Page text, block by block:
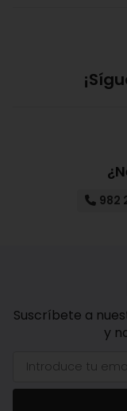
982
Suscríbete a
y